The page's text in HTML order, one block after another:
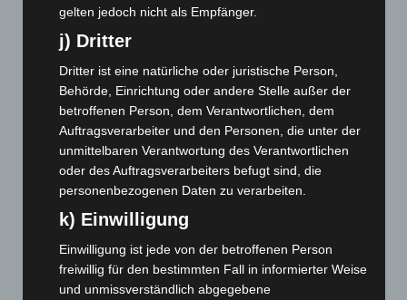
Juni 2025(103)
Mai 2025(112)
April 2025(88)
März 2025(111)
Februar 2025(96)
Januar 2025(88)
Dezember 2024(89)
November 2024
(94)
Oktober 2024(93)
September 2024 (112)
August 2024(107)
gelten jedoch nicht als Empfänger.
j) Dritter
Dritter ist eine natürliche oder juristische Person,
Behörde, Einrichtung oder andere Stelle außer der
betroffenen Person, dem Verantwortlichen, dem
Auftragsverarbeiter und den Personen, die unter der
unmittelbaren Verantwortung des Verantwortlichen
oder des Auftragsverarbeiters befugt sind, die
personenbezogenen Daten zu verarbeiten.
k) Einwilligung
Einwilligung ist jede von der betroffenen Person
freiwillig für den bestimmten Fall in informierter Weise
und unmissverständlich abgegebene